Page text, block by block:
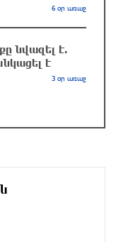
Օլիվեյրա
8 ժամ առաջ
են «Alfa
6 օր առաջ
նվազել է.
է
3 օր առաջ